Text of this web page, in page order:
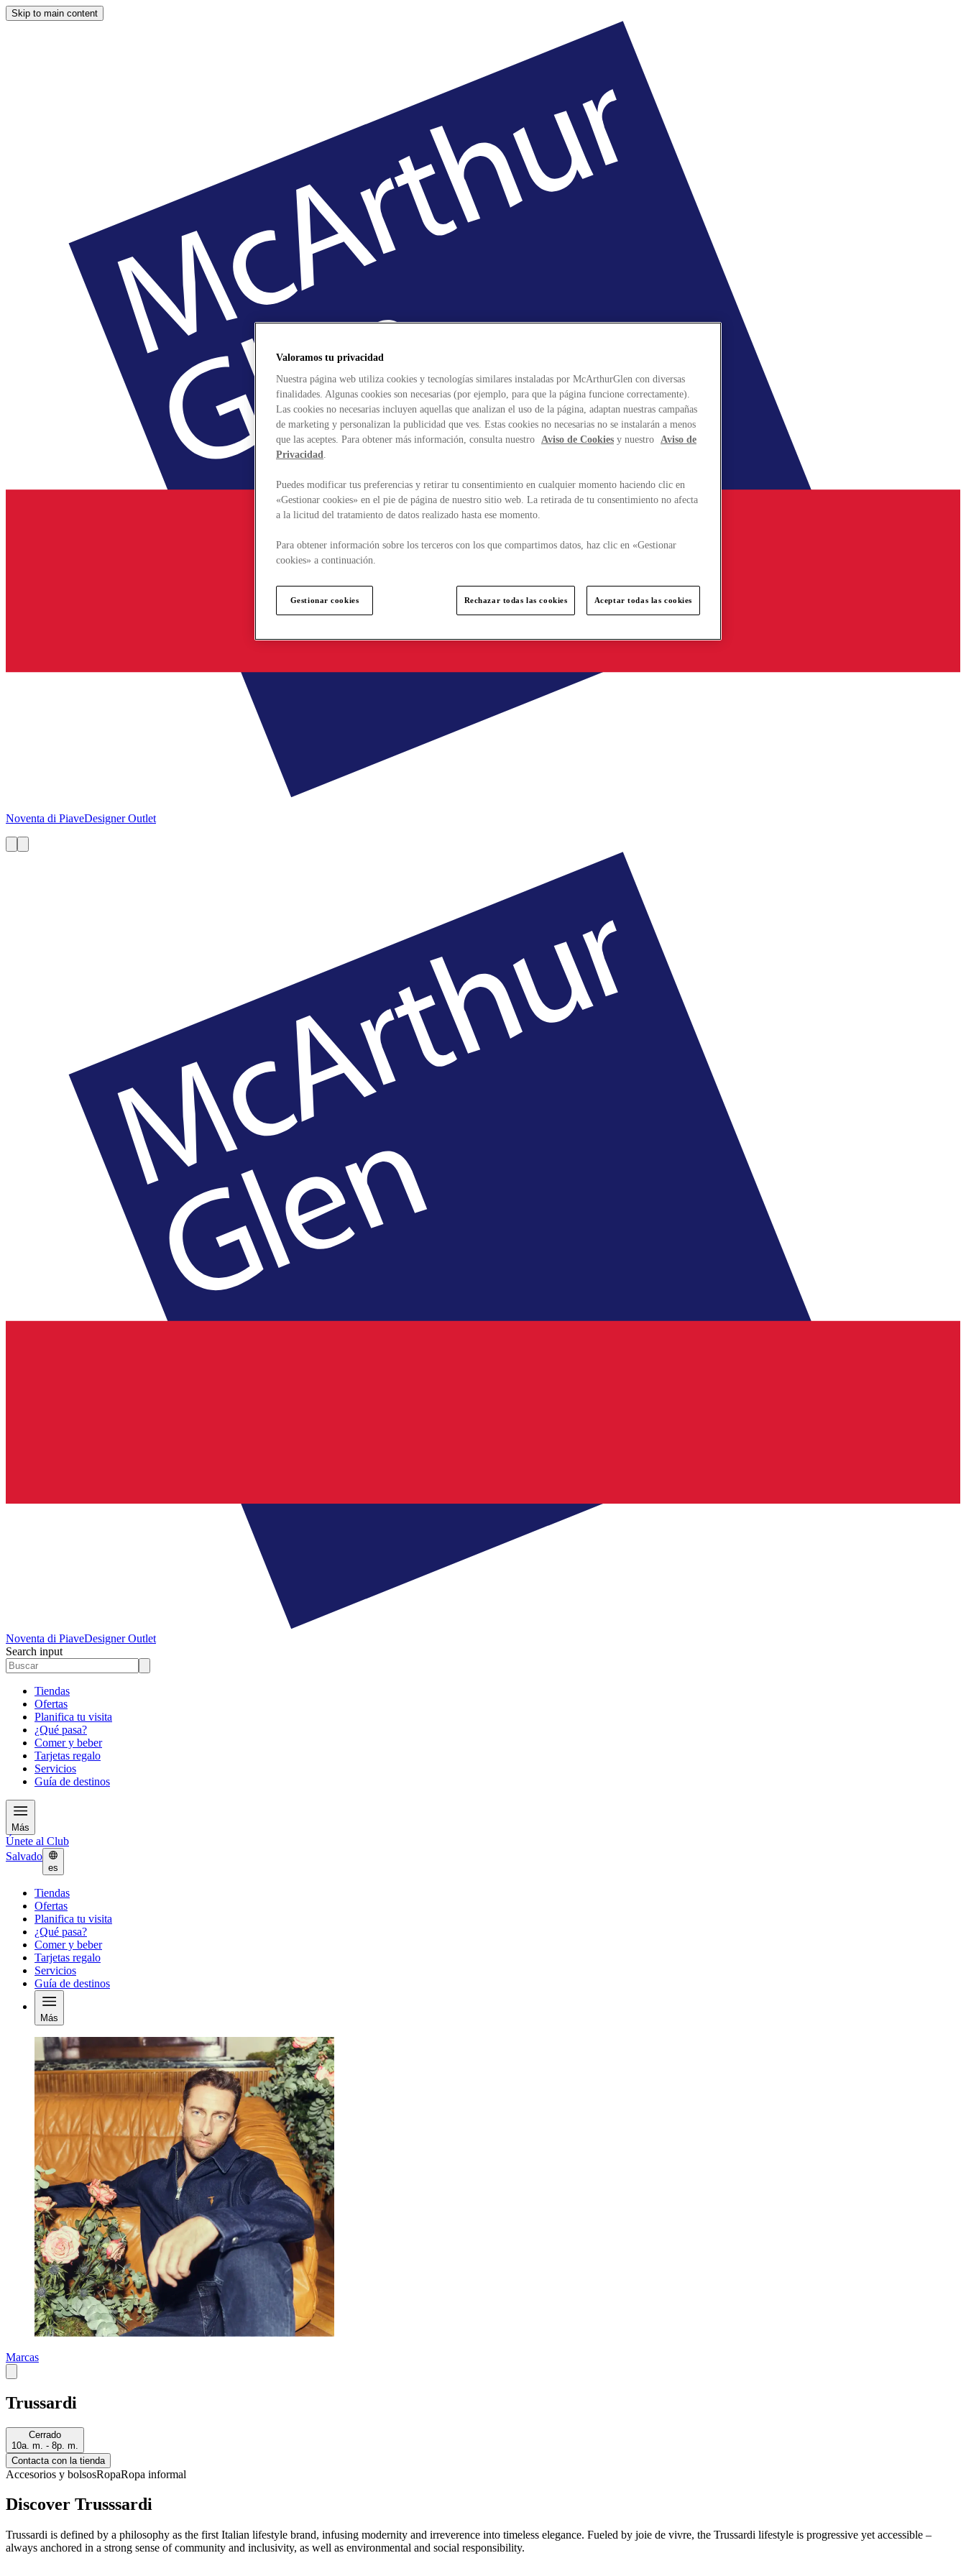
Skip to main content
Noventa di PiaveDesigner Outlet
Noventa di PiaveDesigner Outlet
Search input
Tiendas
Ofertas
Planifica tu visita
¿Qué pasa?
Comer y beber
Tarjetas regalo
Servicios
Guía de destinos
Más
Únete al Club
Salvado
es
Tiendas
Ofertas
Planifica tu visita
¿Qué pasa?
Comer y beber
Tarjetas regalo
Servicios
Guía de destinos
Más
Marcas
Trussardi
Cerrado
10a. m. - 8p. m.
Contacta con la tienda
Accesorios y bolsosRopaRopa informal
Discover Trusssardi
Trussardi is defined by a philosophy as the first Italian lifestyle brand, infusing modernity and irreverence into timeless elegance. Fueled by joie de vivre, the Trussardi lifestyle is progressive yet accessible –
always anchored in a strong sense of community and inclusivity, as well as environmental and social responsibility.
Valoramos tu privacidad
Nuestra página web utiliza cookies y tecnologías similares instaladas por McArthurGlen con diversas
finalidades. Algunas cookies son necesarias (por ejemplo, para que la página funcione correctamente).
Las cookies no necesarias incluyen aquellas que analizan el uso de la página, adaptan nuestras campañas
de marketing y personalizan la publicidad que ves. Estas cookies no necesarias no se instalarán a menos
que las aceptes. Para obtener más información, consulta nuestro Aviso de Cookies y nuestro Aviso de
Privacidad.
Puedes modificar tus preferencias y retirar tu consentimiento en cualquier momento haciendo clic en
«Gestionar cookies» en el pie de página de nuestro sitio web. La retirada de tu consentimiento no afecta
a la licitud del tratamiento de datos realizado hasta ese momento.
Para obtener información sobre los terceros con los que compartimos datos, haz clic en «Gestionar
cookies» a continuación.
Gestionar cookies Rechazar todas las cookies Aceptar todas las cookies